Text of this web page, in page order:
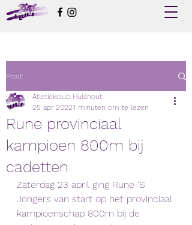
Post
Rune provinciaal
kampioen 800m bij
cadetten
Atletiekclub Hulshout
25 apr 20221 minuten om te lezen
Zaterdag 23 april ging Rune 'S
Jongers van start op het provinciaal
kampioenschap 800m bij de